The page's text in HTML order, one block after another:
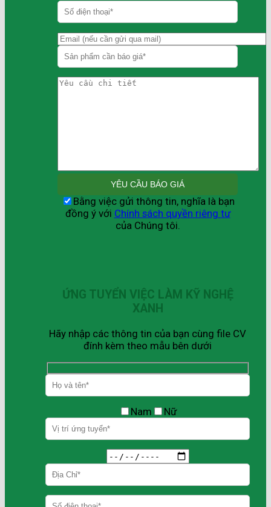
Bằng việc gửi thông tin, nghĩa là bạn
đồng ý với Chính sách quyền riêng tư
của Chúng tôi.
ỨNG TUYỂN VIỆC LÀM KỸ NGHỆ
XANH
Hãy nhập các thông tin của bạn cùng file CV
đính kèm theo mẫu bên dưới
Nam Nữ